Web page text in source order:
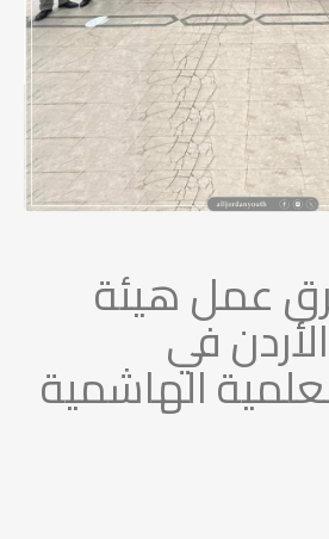
عمل هيئة
في
الهاشمية